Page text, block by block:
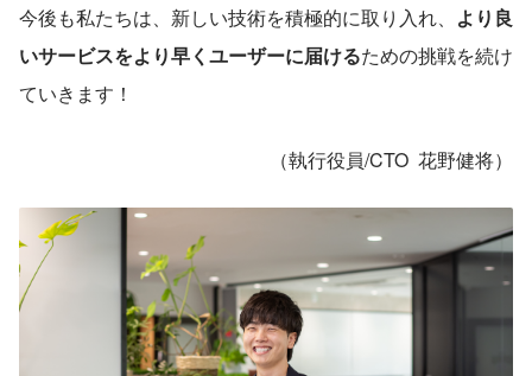
今後も私たちは、新しい技術を積極的に取り入れ、 より良
いサービスをより早くユーザーに届けるための挑戦を続け
ていきます！
（執行役員/CTO  花野健将）